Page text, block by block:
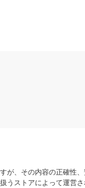
が、その内容の正確性
うストアによって運営